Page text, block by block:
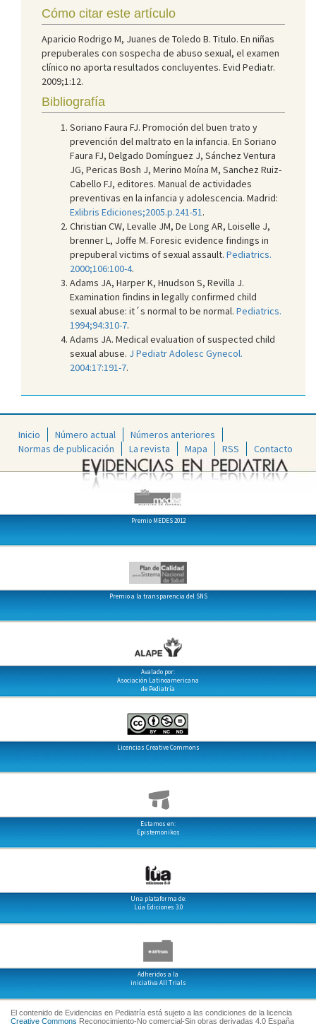
Cómo citar este artículo
Aparicio Rodrigo M, Juanes de Toledo B. Titulo. En niñas
prepuberales con sospecha de abuso sexual, el examen
clínico no aporta resultados concluyentes. Evid Pediatr.
2009;1:12.
Bibliografía
Soriano Faura FJ. Promoción del buen trato y
prevención del maltrato en la infancia. En Soriano
Faura FJ, Delgado Domínguez J, Sánchez Ventura
JG, Pericas Bosh J, Merino Moína M, Sanchez Ruiz-
Cabello FJ, editores. Manual de actividades
preventivas en la infancia y adolescencia. Madrid:
Exlibris Ediciones;2005.p.241-51 .
Christian CW, Levalle JM, De Long AR, Loiselle J,
brenner L, Joffe M. Foresic evidence findings in
prepuberal victims of sexual assault. Pediatrics.
2000;106:100-4.
Adams JA, Harper K, Hnudson S, Revilla J.
Examination findins in legally confirmed child
sexual abuse: it´s normal to be normal. Pediatrics.
1994;94:310-7.
Adams JA. Medical evaluation of suspected child
sexual abuse. J Pediatr Adolesc Gynecol.
2004:17:191-7.
Inicio Número actual
Números anteriores
Normas de publicación
La revista Mapa RSS Contacto
Premio MEDES 2012
Premio a la transparencia del SNS
Avalado por:
Asociación Latinoamericana
de Pediatría
Licencias Creative Commons
Estamos en:
Epistemonikos
Una plataforma de:
Lúa Ediciones 3.0
Adheridos a la
iniciativa All Trials
El contenido de Evidencias en Pediatría está sujeto a las condiciones de la licencia
Creative Commons Reconocimiento-No comercial-Sin obras derivadas 4.0 España